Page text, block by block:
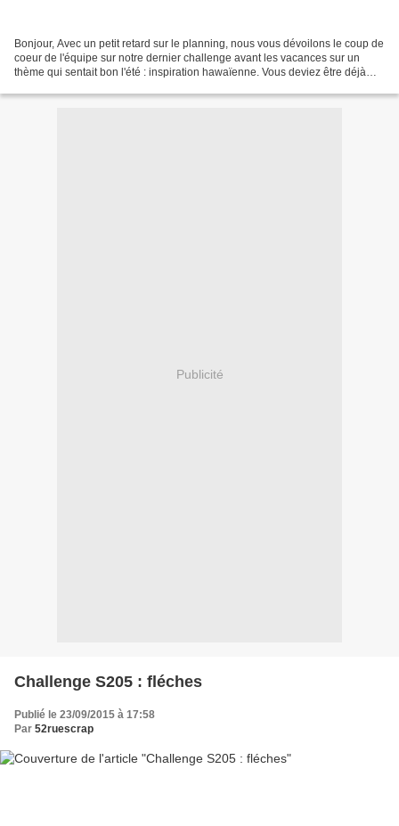
Bonjour, Avec un petit retard sur le planning, nous vous dévoilons le coup de
coeur de l'équipe sur notre dernier challenge avant les vacances sur un
thème qui sentait bon l'été : inspiration hawaïenne. Vous deviez être déjà
Publicité
Challenge S205 : fléches
Publié le 23/09/2015 à 17:58
Par 52ruescrap